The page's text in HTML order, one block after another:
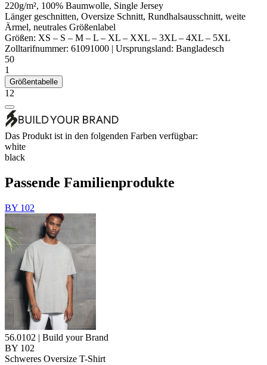
220g/m², 100% Baumwolle, Single Jersey
Länger geschnitten, Oversize Schnitt, Rundhalsausschnitt, weite
Ärmel, neutrales Größenlabel
Größen: XS – S – M – L – XL – XXL – 3XL – 4XL – 5XL
Zolltarifnummer: 61091000 | Ursprungsland: Bangladesch
50
1
Größentabelle
12
Das Produkt ist in den folgenden Farben verfügbar:
white
black
Passende Familienprodukte
BY 102
56.0102 | Build your Brand
BY 102
Schweres Oversize T-Shirt